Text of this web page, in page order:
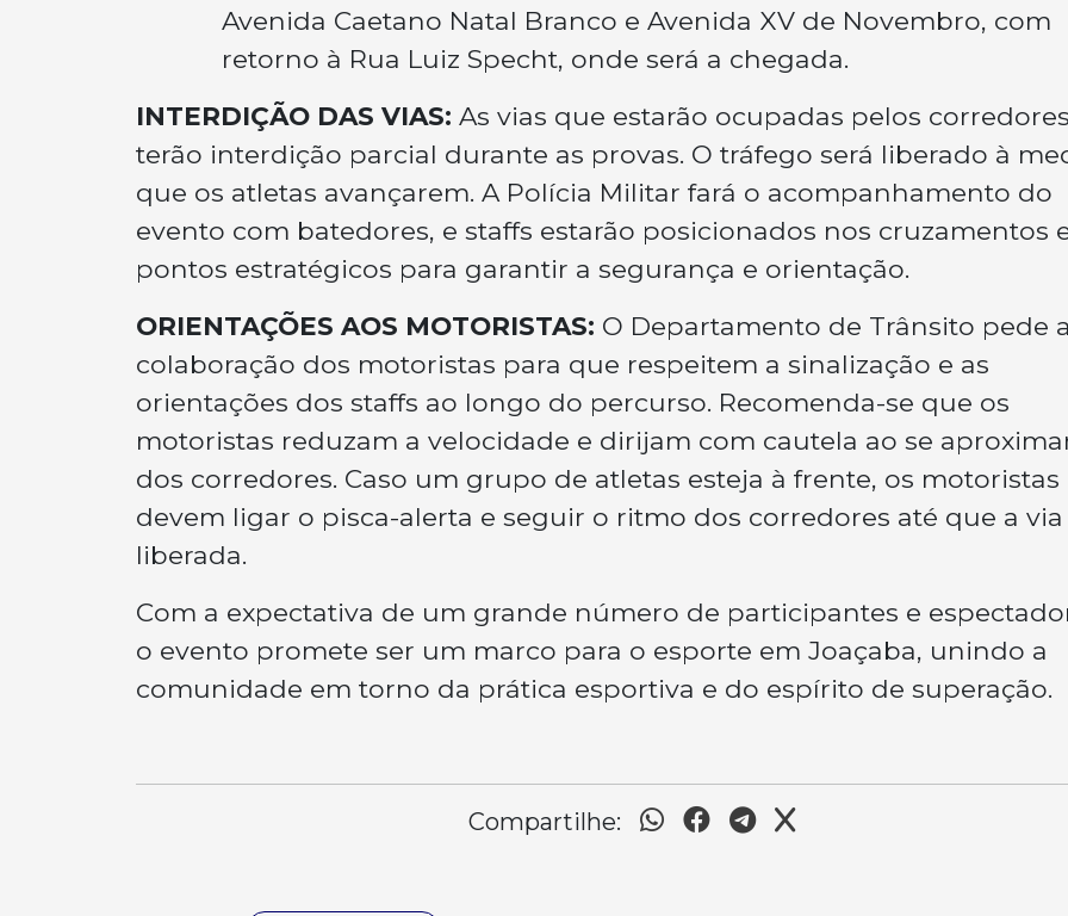
Avenida Caetano Natal Branco e Avenida XV de Novembro, com
retorno à Rua Luiz Specht, onde será a chegada.
INTERDIÇÃO DAS VIAS: As vias que estarão ocupadas pelos corredores
terão interdição parcial durante as provas. O tráfego será liberado à
que os atletas avançarem. A Polícia Militar fará o acompanhamento do
evento com batedores, e staffs estarão posicionados nos cruzamentos
pontos estratégicos para garantir a segurança e orientação.
ORIENTAÇÕES AOS MOTORISTAS: O Departamento de Trânsito pede a
colaboração dos motoristas para que respeitem a sinalização e as
orientações dos staffs ao longo do percurso. Recomenda-se que os
motoristas reduzam a velocidade e dirijam com cautela ao se
dos corredores. Caso um grupo de atletas esteja à frente, os motoristas
devem ligar o pisca-alerta e seguir o ritmo dos corredores até que a via
liberada.
Com a expectativa de um grande número de participantes e
o evento promete ser um marco para o esporte em Joaçaba, unindo a
comunidade em torno da prática esportiva e do espírito de superação.
Compartilhe: